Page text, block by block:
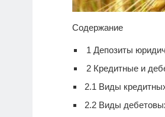
Содержание
1 Депозиты
2 Кредитные и
2.1 Виды
2.2 Виды